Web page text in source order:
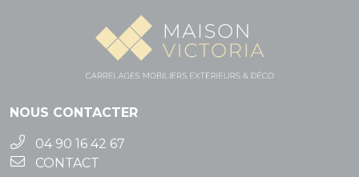
NOUS CONTACTER
04 90 16 42 67
CONTACT